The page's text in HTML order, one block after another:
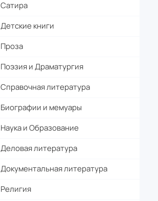
Сатира
Детские книги
Проза
Поэзия и Драматургия
Справочная литература
Биографии и мемуары
Наука и Образование
Деловая литература
Документальная литература
Религия